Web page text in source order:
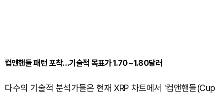
컵앤핸들 패턴 포착…기술적 목표가 1.70~1.80달러
다수의 기술적 분석가들은 현재 XRP 차트에서 '컵앤핸들(Cup